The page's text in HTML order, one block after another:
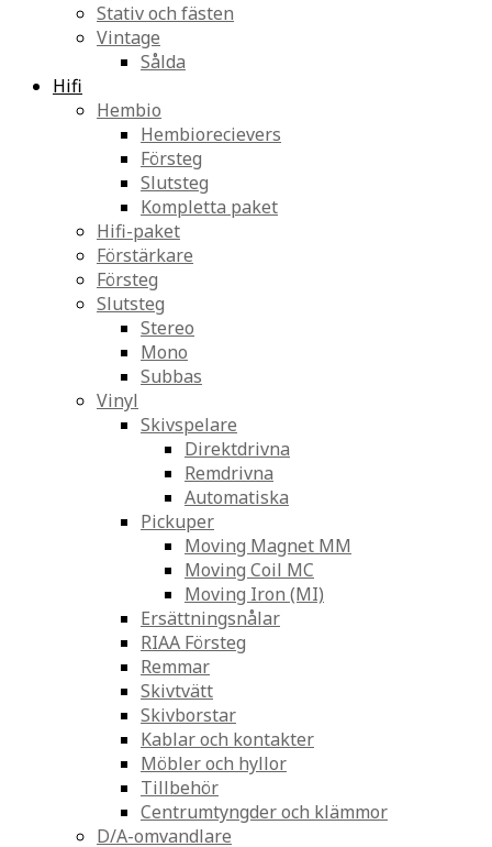
Stativ och fästen
Vintage
Sålda
Hifi
Hembio
Hembiorecievers
Försteg
Slutsteg
Kompletta paket
Hifi-paket
Förstärkare
Försteg
Slutsteg
Stereo
Mono
Subbas
Vinyl
Skivspelare
Direktdrivna
Remdrivna
Automatiska
Pickuper
Moving Magnet MM
Moving Coil MC
Moving Iron (MI)
Ersättningsnålar
RIAA Försteg
Remmar
Skivtvätt
Skivborstar
Kablar och kontakter
Möbler och hyllor
Tillbehör
Centrumtyngder och klämmor
D/A-omvandlare